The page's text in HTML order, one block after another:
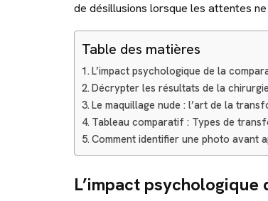
de désillusions lorsque les attentes
Table des matières
L’impact psychologique de la
Décrypter les résultats de la
Le maquillage nude : l’art de la
Tableau comparatif : Types de
Comment identifier une photo avant
L’impact